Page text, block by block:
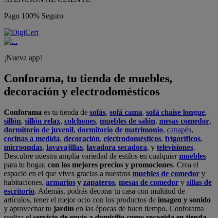
Pago 100% Seguro
¡Nueva app!
Conforama, tu tienda de muebles,
decoración y electrodomésticos
Conforama es tu tienda de sofás, sofá cama, sofá chaise longue,
sillón, sillón relax, colchones, muebles de salón, mesas comedor,
dormitorio de juvenil, dormitorio de matrimonio, canapés,
cocinas a medida, decoración, electrodomésticos, frigoríficos,
microondas, lavavajillas, lavadora secadora, y televisiones.
Descubre nuestra amplia variedad de estilos en cualquiermuebles
para tu hogar, con los mejores precios y promociones. Crea el
espacio en el que vives gracias a nuestros muebles de comedor y
habitaciones, armarios y zapateros, mesas de comedor y sillas de
escritorio. Además, podrás decorar tu casa con multitud de
artículos, tener el mejor ocio con los productos de imagen y sonido
y aprovechar tu jardín en las épocas de buen tiempo. Conforama